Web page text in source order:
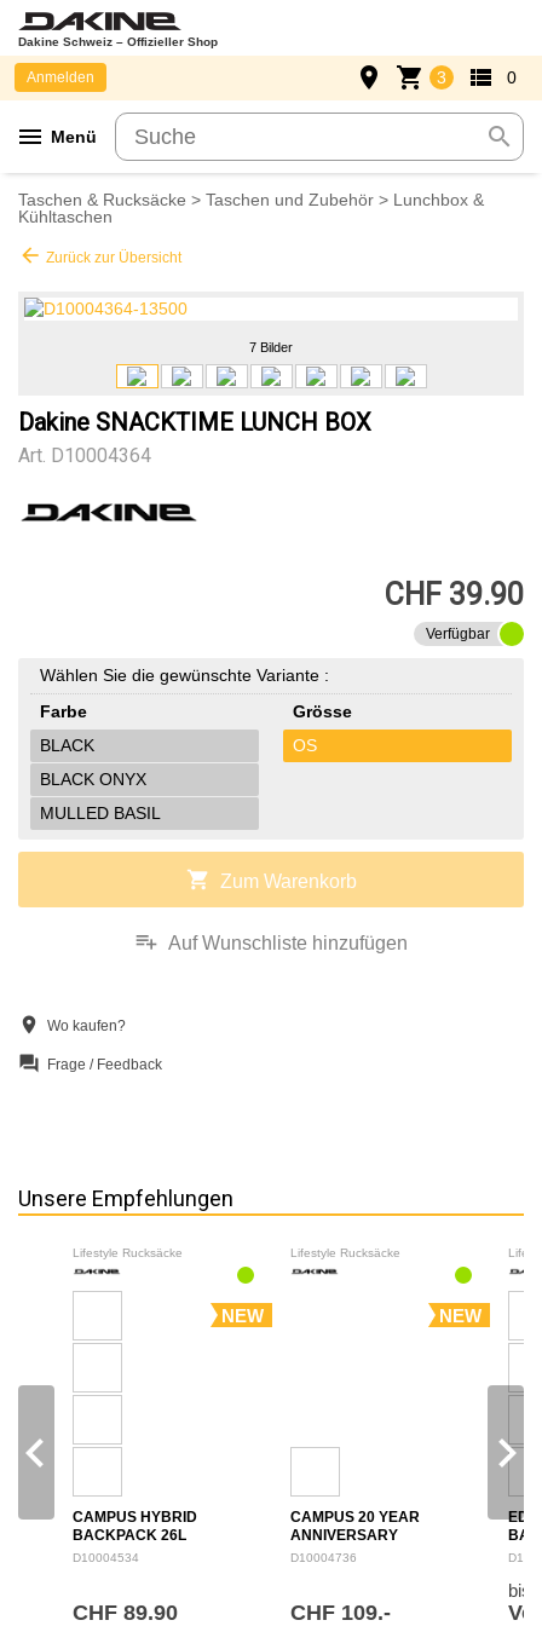
Dakine Schweiz – Offizieller Shop
menu Menü search
Anmelden place shopping_cart 3 view_list 0
Taschen & Rucksäcke > Taschen und Zubehör > Lunchbox &
Kühltaschen
arrow_back Zurück zur Übersicht
7 Bilder
Dakine SNACKTIME LUNCH BOX
Art. D10004364
CHF 39.90
Verfügbar
Wählen Sie die gewünschte Variante :
Farbe
BLACK
BLACK ONYX
MULLED BASIL
Grösse
OS
shopping_cart Zum Warenkorb
playlist_add Auf Wunschliste hinzufügen
location_on Wo kaufen?
question_answer Frage / Feedback
Unsere Empfehlungen
Lifestyle Rucksäcke
NEW
CAMPUS HYBRID
BACKPACK 26L
D10004534
CHF 89.90
Lifestyle Rucksäcke
NEW
CAMPUS 20 YEAR
ANNIVERSARY
BACKPACK 28L
D10004736
CHF 109.-
bis
navigate_before navigate_next